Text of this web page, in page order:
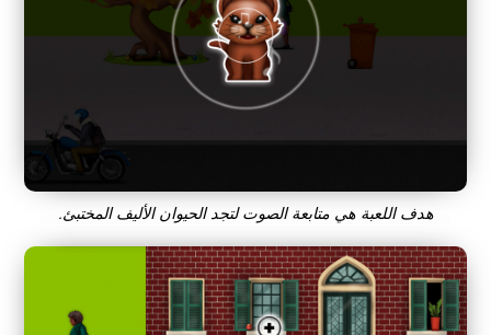
هدف اللعبة هي متابعة الصوت لتجد الحيوان الأليف المختبئ.